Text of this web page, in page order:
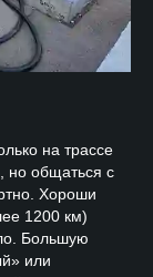
на трассе
но общаться с
Хороши
1200 км)
Большую
или